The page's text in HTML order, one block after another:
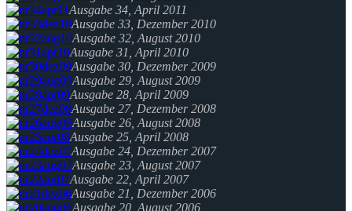
Ausgabe 34, April 2011
Ausgabe 33, Dezember 2010
Ausgabe 32, August 2010
Ausgabe 31, April 2010
Ausgabe 30, Dezember 2009
Ausgabe 29, August 2009
Ausgabe 28, April 2009
Ausgabe 27, Dezember 2008
Ausgabe 26, August 2008
Ausgabe 25, April 2008
Ausgabe 24, Dezember 2007
Ausgabe 23, August 2007
Ausgabe 22, April 2007
Ausgabe 21, Dezember 2006
Ausgabe 20, August 2006